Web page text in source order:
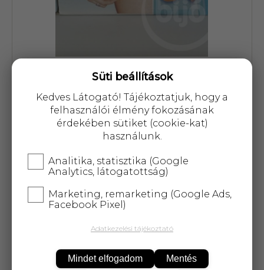
Cikkszám: 27832
3 540 Ft
A termék átmenetileg nem
rendelhető!
felett5 kg-igingyenes kiszállítás!
Műanyag-Papír
Süti beállítások
Kedves Látogató! Tájékoztatjuk, hogy a
felhasználói élmény fokozásának
érdekében sütiket (cookie-kat)
használunk.
Analitika, statisztika (Google
Analytics, látogatottság)
Marketing, remarketing (Google Ads,
Facebook Pixel)
Adatkezelési tájékoztató
Mindet elfogadom Mentés